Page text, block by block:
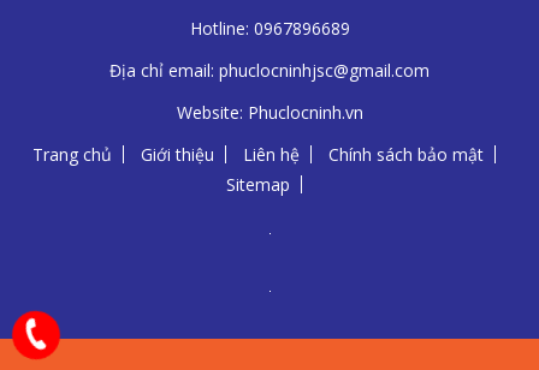
Hotline: 0967896689
Địa chỉ email: phuclocninhjsc@gmail.com
Website: Phuclocninh.vn
Trang chủ
Giới thiệu Liên hệ
Chính sách bảo mật
Sitemap